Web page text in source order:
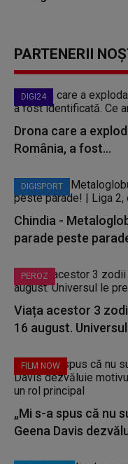
PARTENERII
DIGI24
Drona care a
România, a fost...
DIGISPORT
Chindia -
parade peste
PEROZ
Viața acestor 3
16 august. Universul
FILM NOW
„Mi s-a spus că nu
Geena Davis